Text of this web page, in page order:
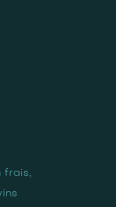
frais,